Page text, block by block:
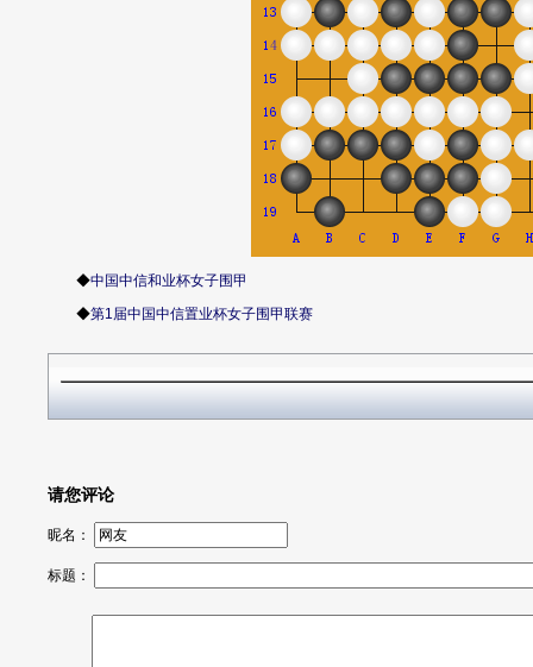
◆中国中信和业杯女子围甲
◆第1届中国中信置业杯女子围甲联赛
请您评论
昵名：
标题：